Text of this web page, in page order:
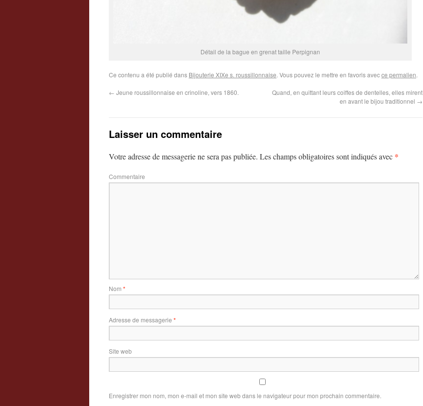
Détail de la bague en grenat taille Perpignan
Ce contenu a été publié dans Bijouterie XIXe s. roussillonnaise. Vous pouvez le mettre en favoris avecce permalien.
← Jeune roussillonnaise en crinoline, vers 1860.
Quand, en quittant leurs coiffes de dentelles, elles mirent
en avant le bijou traditionnel →
Laisser un commentaire
Votre adresse de messagerie ne sera pas publiée. Les champs obligatoires sont indiqués avec *
Commentaire
Nom *
Adresse de messagerie *
Site web
Enregistrer mon nom, mon e-mail et mon site web dans le navigateur pour mon prochain commentaire.